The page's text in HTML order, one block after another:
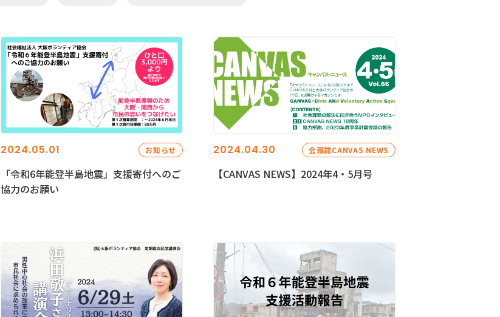
2024.05.01 お知らせ
「令和6年能登半島地震」支援寄付へのご
協力のお願い
2024.04.30 会報誌CANVAS NEWS
【CANVAS NEWS】2024年4・5月号